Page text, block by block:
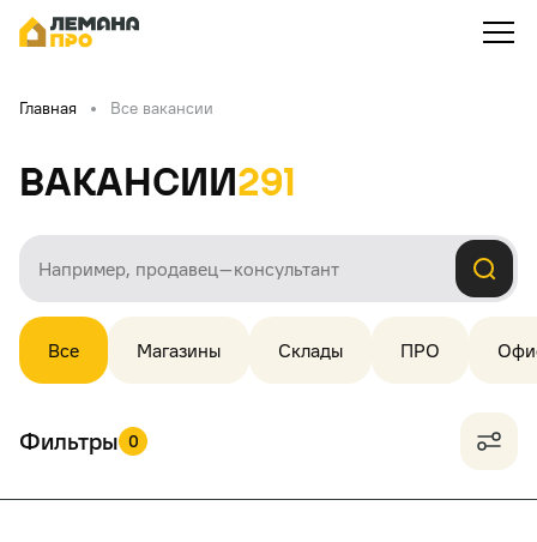
Главная Все вакансии
Вакансии291
Все Магазины Склады ПРО
Фильтры 0